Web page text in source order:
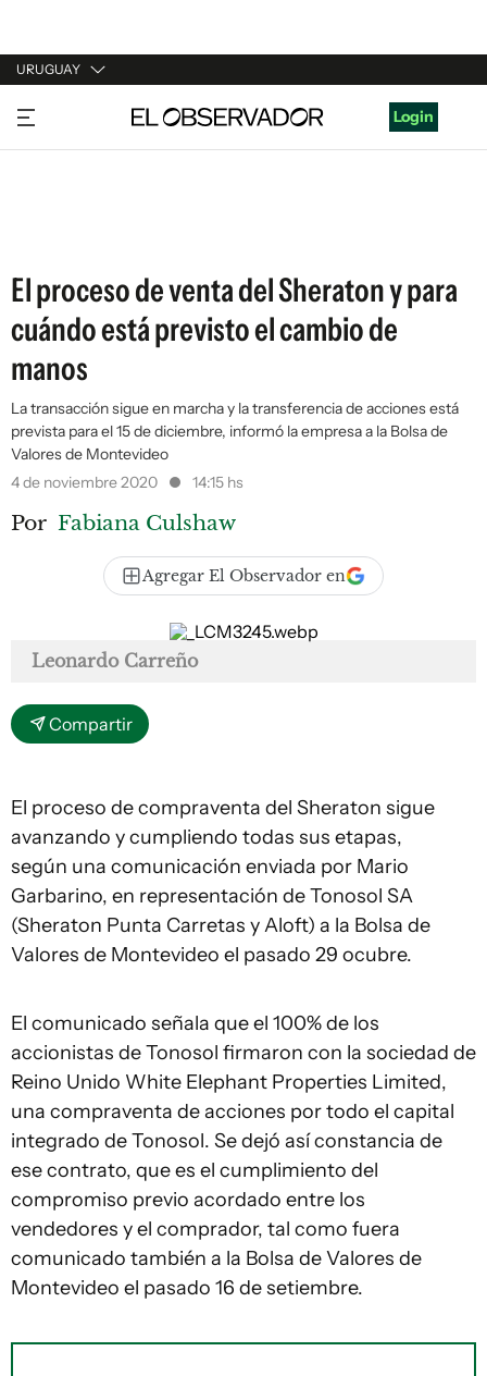
URUGUAY
URUGUAY
ARGENTINA
Login
El proceso de venta del Sheraton y para
cuándo está previsto el cambio de
manos
La transacción sigue en marcha y la transferencia de acciones está
prevista para el 15 de diciembre, informó la empresa a la Bolsa de
Valores de Montevideo
4 de noviembre 2020
14:15 hs
Por Fabiana Culshaw
Agregar El Observador en
Leonardo Carreño
Compartir
El proceso de compraventa del Sheraton sigue
avanzando y cumpliendo todas sus etapas,
según una comunicación enviada por Mario
Garbarino, en representación de Tonosol SA
(Sheraton Punta Carretas y Aloft) a la Bolsa de
Valores de Montevideo el pasado 29 ocubre.
El comunicado señala que el 100% de los
accionistas de Tonosol firmaron con la sociedad de
Reino Unido White Elephant Properties Limited,
una compraventa de acciones por todo el capital
integrado de Tonosol. Se dejó así constancia de
ese contrato, que es el cumplimiento del
compromiso previo acordado entre los
vendedores y el comprador, tal como fuera
comunicado también a la Bolsa de Valores de
Montevideo el pasado 16 de setiembre.